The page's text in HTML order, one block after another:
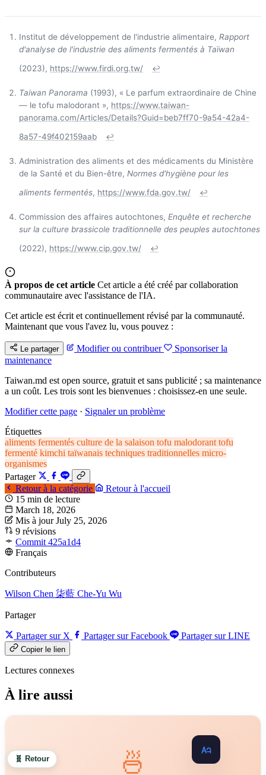
Institut de développement de l'industrie alimentaire, Rapport
d'analyse de l'industrie des aliments fermentés à Taïwan
(2023), https://www.firdi.org.tw/ ↩
Taiwan Panorama (1993), « Le parfum extraordinaire de Chine
— le tofu malodorant », https://www.taiwan-
panorama.com/Articles/Details?Guid=beb7ff70-9a54-42a4-
8a57-49f402159aab
↩
Administration des aliments et des médicaments du Ministère
de la Santé et du Bien-être, Normes d'hygiène pour les
aliments fermentés, https://www.fda.gov.tw/ ↩
Commission des affaires autochtones, Enquête et recherche
sur la culture brassicole traditionnelle des peuples autochtones
(2022), https://www.cip.gov.tw/ ↩
À propos de cet article Cet article a été créé par collaboration
communautaire avec l'assistance de l'IA.
Cet article est écrit et continuellement révisé par la communauté.
Maintenant que vous l'avez lu, vous pouvez :
Le partager Modifier ou contribuer
Sponsoriser la
maintenance
Taiwan.md est open source, gratuit et sans publicité ; sa maintenance
a un coût. Les trois sont les bienvenues : choisissez-en une seule.
Modifier cette page · Signaler un problème
Étiquettes
aliments fermentés culture de la salaison tofu malodorant tofu
fermenté kimchi taïwanais techniques traditionnelles micro-
organismes
Partager
Retour à la catégorie
Retour à l'accueil
15 min de lecture
March 18, 2026
Mis à jour July 25, 2026
9 révisions
Commit 425a1d4
Français
Contributeurs
Wilson Chen 柒藍 Che-Yu Wu
Partager
Partager sur X Partager sur Facebook Partager sur LINE
Copier le lien
Lectures connexes
À lire aussi
🍜
🧬 Retour